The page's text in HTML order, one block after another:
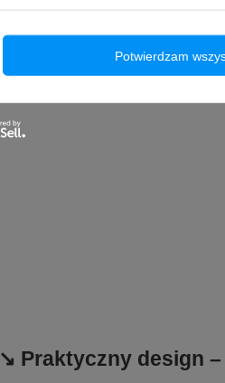
↘️ Praktyczny design
Potwierdzam